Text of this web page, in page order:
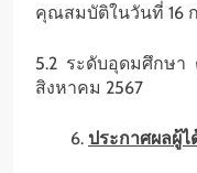
คุณสมบัติในวันที่ 16
5.2 ระดับอุดมศึกษ
สิงหาคม 2567
ประกาศผลผู้